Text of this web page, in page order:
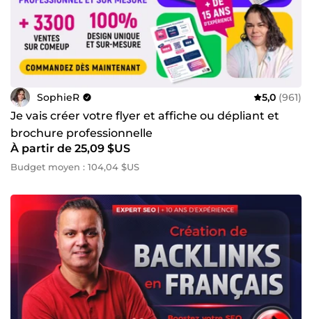
SophieR 5,0 (961)
Je vais créer votre flyer et affiche ou dépliant et
brochure professionnelle
À partir de 25,09 $US
Budget moyen : 104,04 $US